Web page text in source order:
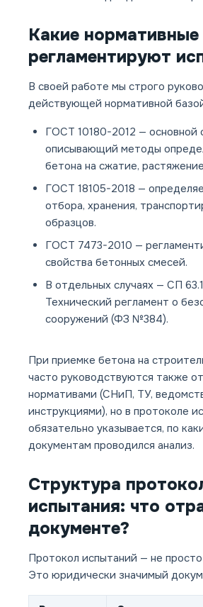
Какие
регламентируют
В своей работе мы строго
действующей нормативной
ГОСТ 10180-2012 — основной
описывающий методы
бетона на сжатие,
ГОСТ 18105-2018 —
отбора, хранения,
образцов.
ГОСТ 7473-2010 —
свойства бетонных смесей.
В отдельных случаях — СП
Технический регламент о
сооружений (ФЗ №384).
При приемке бетона на
часто руководствуются также
нормативами (СНиП, ТУ,
инструкциями), но в протоколе
обязательно указывается, по
документам проводился анализ.
Структура
испытания: что
документе?
Протокол испытаний — не
Это юридически значимый